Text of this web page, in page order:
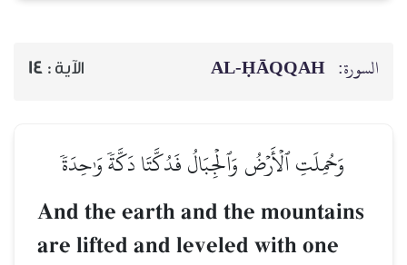
السورة: AL‑ḤĀQQAH الآية : 14
وَحُمِلَتِ ٱلۡأَرۡضُ وَٱلۡجِبَالُ فَدُكَّتَا دَكَّةٗ وَٰحِدَةٗ
And the earth and the mountains
are lifted and leveled with one